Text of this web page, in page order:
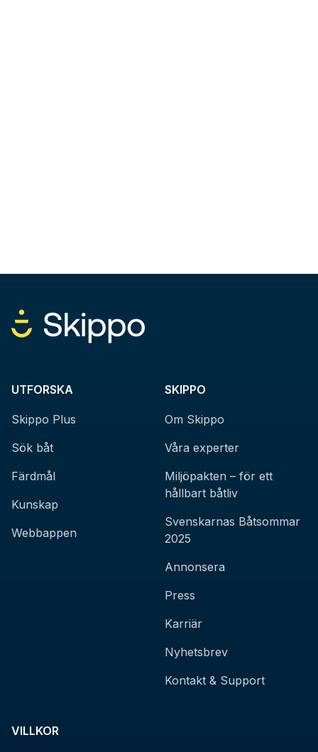
UTFORSKA
Skippo Plus
Sök båt
Färdmål
Kunskap
Webbappen
SKIPPO
Om Skippo
Våra experter
Miljöpakten – för ett
hållbart båtliv
Svenskarnas Båtsommar
2025
Annonsera
Press
Karriär
Nyhetsbrev
Kontakt & Support
VILLKOR